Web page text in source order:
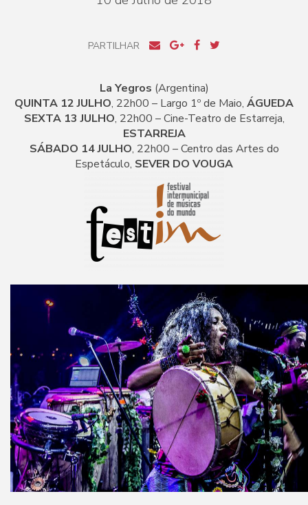
PARTILHAR
La Yegros (Argentina)
QUINTA 12 JULHO, 22h00 – Largo 1º de Maio, ÁGUEDA
SEXTA 13 JULHO, 22h00 – Cine-Teatro de Estarreja,
ESTARREJA
SÁBADO 14 JULHO, 22h00 – Centro das Artes do
Espetáculo, SEVER DO VOUGA